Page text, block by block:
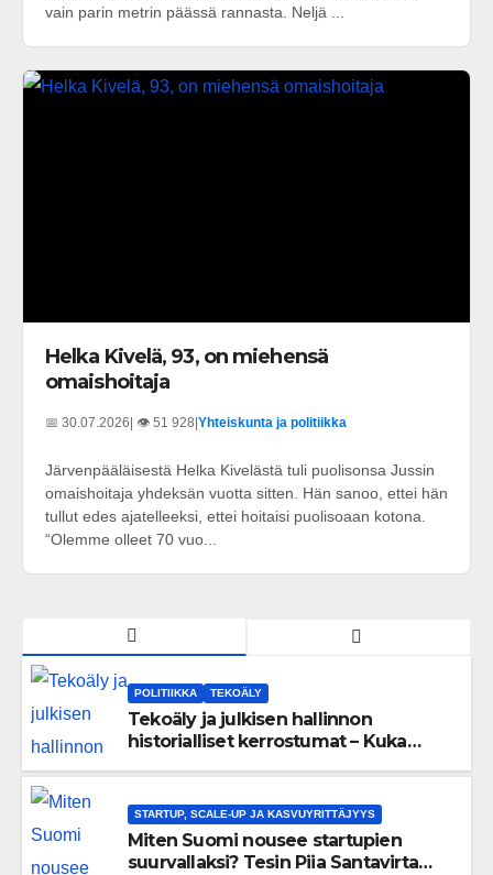
vain parin metrin päässä rannasta. Neljä ...
Helka Kivelä, 93, on miehensä
omaishoitaja
📅 30.07.2026| 👁️ 51 928|Yhteiskunta ja politiikka
Järven­pääläisestä Helka Kivelästä tuli puolisonsa Jussin
omaishoitaja yhdeksän vuotta sitten. Hän sanoo, ettei hän
tullut edes ajatelleeksi, ettei hoitaisi puolisoaan kotona.
“Olemme olleet 70 vuo...
POLITIIKKA TEKOÄLY
Tekoäly ja julkisen hallinnon
historialliset kerrostumat – Kuka
STARTUP, SCALE-UP JA KASVUYRITTÄJYYS
Miten Suomi nousee startupien
suurvallaksi? Tesin Piia Santavirta